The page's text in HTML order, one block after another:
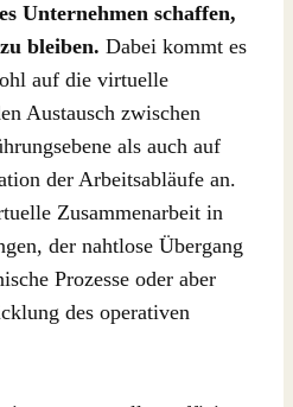
Unternehmen schaffen,
bleiben. Dabei kommt es
auf die virtuelle
Austausch zwischen
als auch auf
der Arbeitsabläufe an.
Zusammenarbeit in
der nahtlose Übergang
Prozesse oder aber
des operativen